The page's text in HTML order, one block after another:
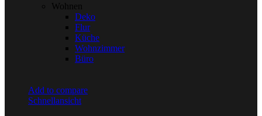
Wohnen
Deko
Flur
Küche
Wohnzimmer
Büro
Add to compare
Schnellansicht